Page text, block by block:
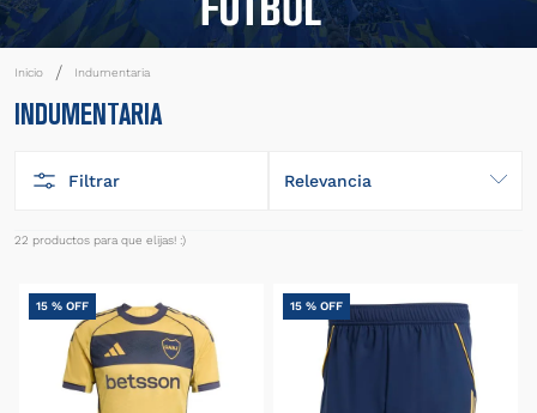
Indumentaria
INDUMENTARIA
Filtrar Relevancia
22 productos
15 % OFF 15 % OFF